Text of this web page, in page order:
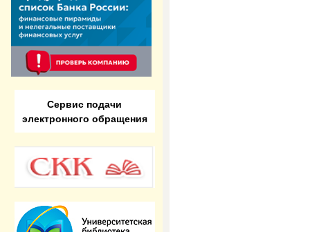
Сервис подачи
электронного обращения